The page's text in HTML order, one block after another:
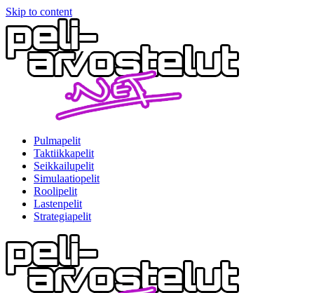
Skip to content
Pulmapelit
Taktiikkapelit
Seikkailupelit
Simulaatiopelit
Roolipelit
Lastenpelit
Strategiapelit